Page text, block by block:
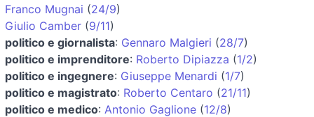
Franco Mugnai (24/9)
Giulio Camber (9/11)
politico e giornalista: Gennaro Malgieri (28/7)
politico e imprenditore: Roberto Dipiazza (1/2)
politico e ingegnere: Giuseppe Menardi (1/7)
politico e magistrato: Roberto Centaro (21/11)
politico e medico: Antonio Gaglione (12/8)